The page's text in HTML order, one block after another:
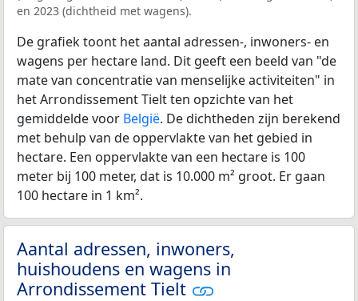
en 2023 (dichtheid met wagens).
De grafiek toont het aantal adressen-, inwoners- en
wagens per hectare land. Dit geeft een beeld van "de
mate van concentratie van menselijke activiteiten" in
het Arrondissement Tielt ten opzichte van het
gemiddelde voor België. De dichtheden zijn berekend
met behulp van de oppervlakte van het gebied in
hectare. Een oppervlakte van een hectare is 100
meter bij 100 meter, dat is 10.000 m² groot. Er gaan
100 hectare in 1 km².
Aantal adressen, inwoners,
huishoudens en wagens in
Arrondissement Tielt